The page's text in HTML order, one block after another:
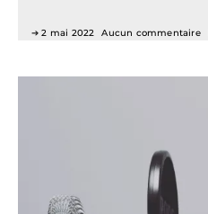
2 mai 2022 Aucun commentaire